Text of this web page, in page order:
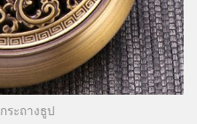
กระถางธูป